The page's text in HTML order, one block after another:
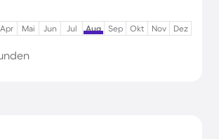
Apr Mai Jun Jul Aug Sep Okt Nov Dez